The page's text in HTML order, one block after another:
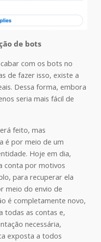
de bots
com os bots no
de fazer isso, existe a
Dessa forma, embora
seria mais fácil de
feito, mas
é por meio de um
Hoje em dia,
conta por motivos
para recuperar ela
meio do envio de
é completamente novo,
todas as contas e,
necessária,
exposta a todos